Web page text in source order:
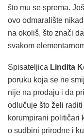
što mu se sprema.
ovo odmaralište
na okoliš, što znači
svakom
Spisateljica Lindita
poruku koja se ne
nije na prodaju i da
odlučuje što želi
korumpirani političari
o sudbini prirodne i